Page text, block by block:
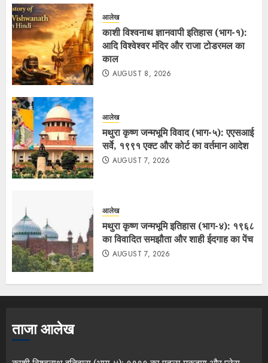
आलेख
काशी विश्वनाथ ज्ञानवापी इतिहास (भाग-१):
आदि विश्वेश्वर मंदिर और राजा टोडरमल का
काल
AUGUST 8, 2026
आलेख
मथुरा कृष्ण जन्मभूमि विवाद (भाग-५): एएसआई
सर्वे, १९९१ एक्ट और कोर्ट का वर्तमान आदेश
AUGUST 7, 2026
आलेख
मथुरा कृष्ण जन्मभूमि इतिहास (भाग-४): १९६८
का विवादित समझौता और शाही ईदगाह का पेंच
AUGUST 7, 2026
ताजा आलेख